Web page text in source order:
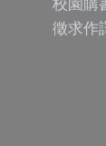
徵求作